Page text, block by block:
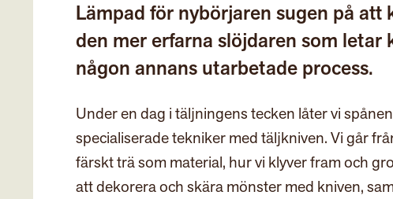
Lämpad för nybörjaren sugen på
den mer erfarna slöjdaren som
någon annans utarbetade process.
Under en dag i täljningens tecken låter vi
specialiserade tekniker med täljkniven. Vi går
färskt trä som material, hur vi klyver fram och
att dekorera och skära mönster med kniven,